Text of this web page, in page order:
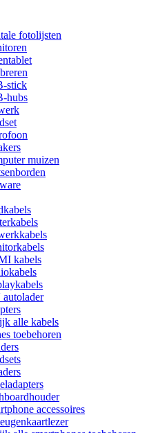
fotolijsten
stick
hubs
muizen
kabels
autolader
alle kabels
toebehoren
accessoires